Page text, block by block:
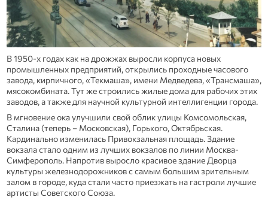
В 1950-х годах как на дрожжах выросли корпуса новых
промышленных предприятий, открылись проходные часового
завода, кирпичного, «Текмаша», имени Медведева, «Трансмаша»,
мясокомбината. Тут же строились жилые дома для рабочих этих
заводов, а также для научной культурной интеллигенции города.
В мгновение ока улучшили свой облик улицы Комсомольская,
Сталина (теперь – Московская), Горького, Октябрьская.
Кардинально изменилась Привокзальная площадь. Здание
вокзала стало одним из лучших вокзалов по линии Москва-
Симферополь. Напротив выросло красивое здание Дворца
культуры железнодорожников с самым большим зрительным
залом в городе, куда стали часто приезжать на гастроли лучшие
артисты Советского Союза.